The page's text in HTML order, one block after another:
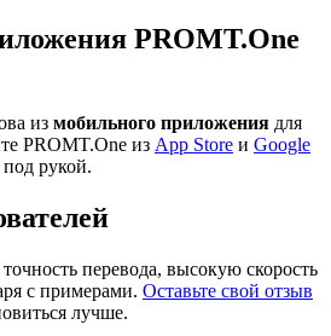
PROMT.One
из мобильного приложения для
PROMT.One из App Store и Google
рукой.
перевода, высокую скорость
с примерами. Оставьте свой отзыв
лучше.